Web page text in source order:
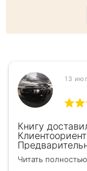
13
Книгу
книжку,
подарочек)
Читать полностью